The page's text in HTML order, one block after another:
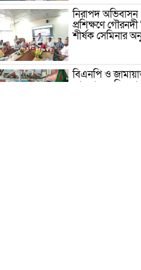
নিরাপদ
প্রশিক্ষণে গৌরনদী
শীর্ষক সেমিনার
বিএনপি ও
আন্দোলনে ছিল